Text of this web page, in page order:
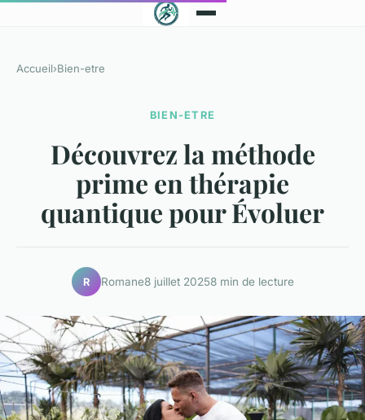
Accueil›Bien-etre
BIEN-ETRE
Découvrez la méthode
prime en thérapie
quantique pour Évoluer
R Romane8 juillet 20258 min de lecture